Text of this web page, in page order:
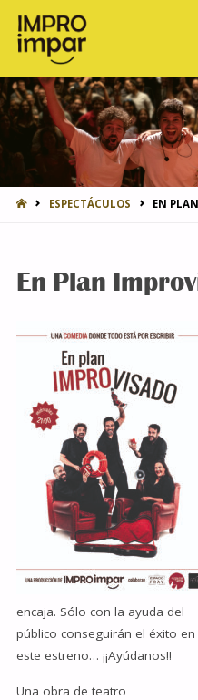
INICIOESPECTÁCULOS EN
En Plan
encaja. Sólo con la ayuda del
público conseguirán el éxito en
este estreno… ¡¡Ayúdanos!!
Una obra de teatro